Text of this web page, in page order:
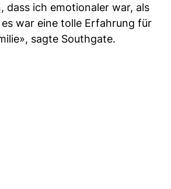
dass ich emotionaler war, als
war eine tolle Erfahrung für
sagte Southgate.